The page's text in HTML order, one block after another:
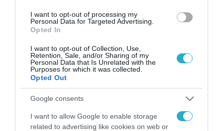
I want to opt-out of processing my
Personal Data for Targeted Advertising.
Opted In
I want to opt-out of Collection, Use,
Retention, Sale, and/or Sharing of my
Personal Data that Is Unrelated with the
Purposes for which it was collected.
Opted Out
Google consents
I want to allow Google to enable storage
related to advertising like cookies on web or